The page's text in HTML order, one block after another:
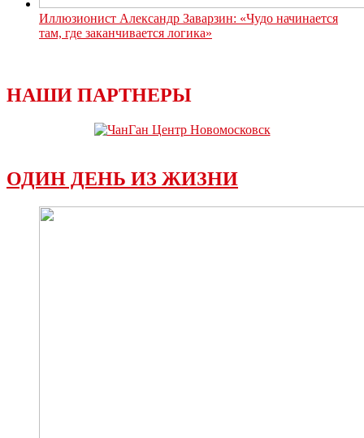
Иллюзионист Александр Заварзин: «Чудо начинается
там, где заканчивается логика»
НАШИ ПАРТНЕРЫ
ОДИН ДЕНЬ ИЗ ЖИЗНИ